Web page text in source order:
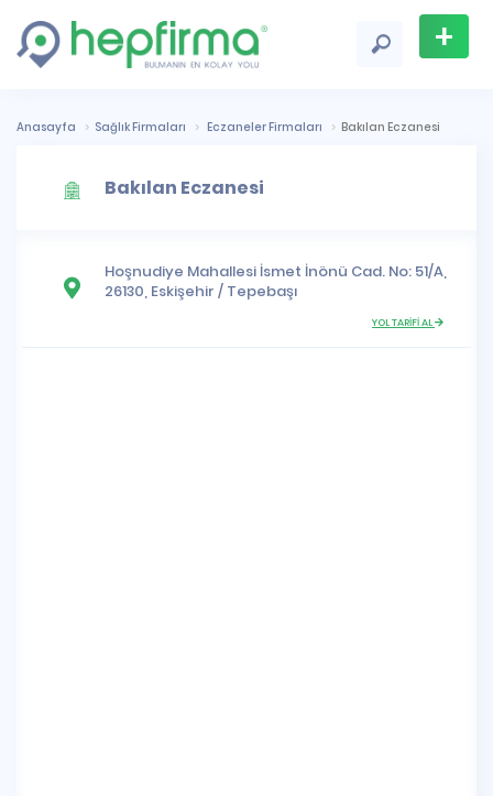
+
Ekle
Anasayfa Sağlık Firmaları Eczaneler Firmaları Bakılan Eczanesi
Bakılan Eczanesi
Hoşnudiye Mahallesi İsmet İnönü Cad. No: 51/A,
26130, Eskişehir / Tepebaşı
YOL TARİFİ AL